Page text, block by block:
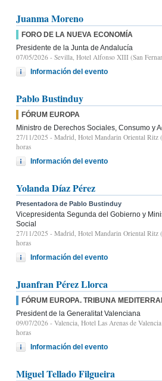
Juanma Moreno
FORO DE LA NUEVA ECONOMÍA
Presidente de la Junta de Andalucía
07/05/2026 - Sevilla, Hotel Alfonso XIII (San
Información del evento
Pablo Bustinduy
FÓRUM EUROPA
Ministro de Derechos Sociales, Consumo y
27/11/2025 - Madrid, Hotel Mandarin Oriental Ritz
horas
Información del evento
Yolanda Díaz Pérez
Presentadora de Pablo Bustinduy
Vicepresidenta Segunda del Gobierno y
Social
27/11/2025 - Madrid, Hotel Mandarin Oriental Ritz
horas
Información del evento
Juanfran Pérez Llorca
FÓRUM EUROPA. TRIBUNA
President de la Generalitat Valenciana
09/07/2026 - Valencia, Hotel Las Arenas de
horas
Información del evento
Miguel Tellado Filgueira